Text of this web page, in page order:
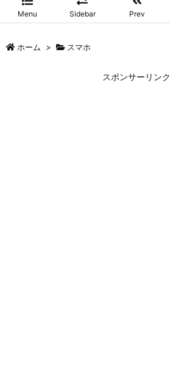
Menu Sidebar Prev
ホーム > スマホ
スポンサーリンク